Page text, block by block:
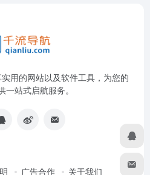
用的网站以及软件工具，为您的
一站式启航服务。
广告合作 关于我们